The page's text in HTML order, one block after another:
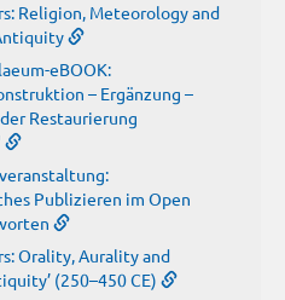
Religion, Meteorology and
eBOOK:
– Ergänzung –
Restaurierung
Publizieren im Open
Orality, Aurality and
(250–450 CE)